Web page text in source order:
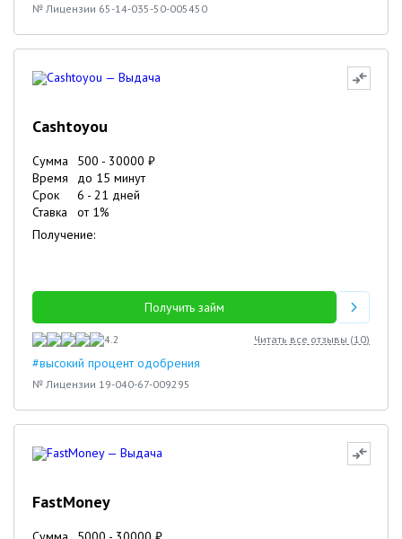
№ Лицензии 65-14-035-50-005450
Cashtoyou
Сумма 500 - 30000 ₽
Время
до 15 минут
Срок
6 - 21 дней
Ставка
от 1%
Получение:
Получить займ
4.2 Читать все отзывы (10)
#высокий процент одобрения
№ Лицензии 19-040-67-009295
FastMoney